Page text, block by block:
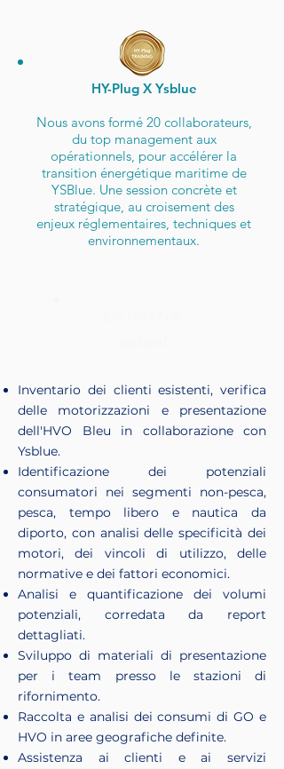
HY-Plug X Ysblue
Nous avons formé 20 collaborateurs,
du top management aux
opérationnels, pour accélérer la
transition énergétique maritime de
YSBlue. Une session concrète et
stratégique, au croisement des
enjeux réglementaires, techniques et
environnementaux.
Inventario dei clienti esistenti, verifica
delle motorizzazioni e presentazione
dell'HVO Bleu in collaborazione con
Ysblue.
Identificazione dei potenziali
consumatori nei segmenti non-pesca,
pesca, tempo libero e nautica da
diporto, con analisi delle specificità dei
motori, dei vincoli di utilizzo, delle
normative e dei fattori economici.
Analisi e quantificazione dei volumi
potenziali, corredata da report
dettagliati.
Sviluppo di materiali di presentazione
per i team presso le stazioni di
rifornimento.
Raccolta e analisi dei consumi di GO e
HVO in aree geografiche definite.
Assistenza ai clienti e ai servizi